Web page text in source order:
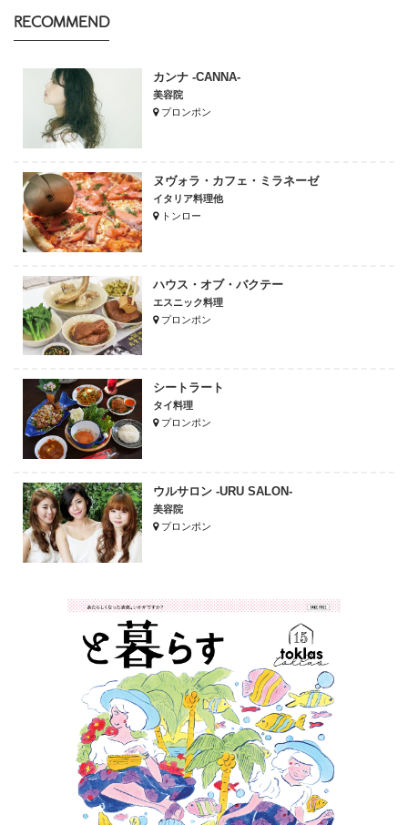
RECOMMEND
カンナ -CANNA-
美容院
プロンポン
ヌヴォラ・カフェ・ミラネーゼ
イタリア料理他
トンロー
ハウス・オブ・バクテー
エスニック料理
プロンポン
シートラート
タイ料理
プロンポン
ウルサロン -URU SALON-
美容院
プロンポン